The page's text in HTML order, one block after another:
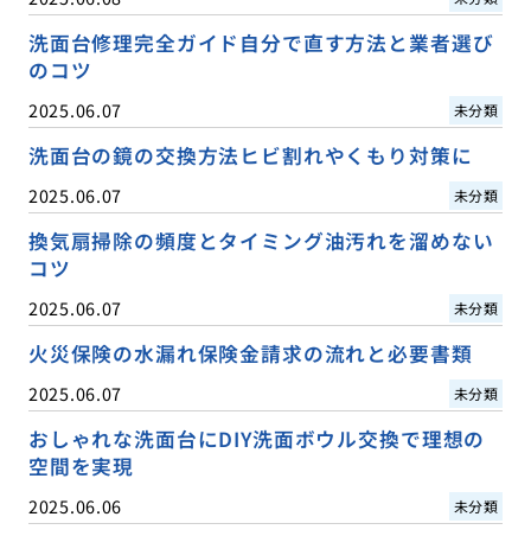
洗面台修理完全ガイド自分で直す方法と業者選び
のコツ
2025.06.07 未分類
洗面台の鏡の交換方法ヒビ割れやくもり対策に
2025.06.07 未分類
換気扇掃除の頻度とタイミング油汚れを溜めない
コツ
2025.06.07 未分類
火災保険の水漏れ保険金請求の流れと必要書類
2025.06.07 未分類
おしゃれな洗面台にDIY洗面ボウル交換で理想の
空間を実現
2025.06.06 未分類